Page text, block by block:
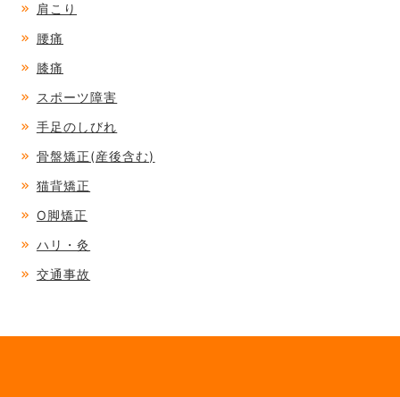
肩こり
腰痛
膝痛
スポーツ障害
手足のしびれ
骨盤矯正(産後含む)
猫背矯正
O脚矯正
ハリ・灸
交通事故